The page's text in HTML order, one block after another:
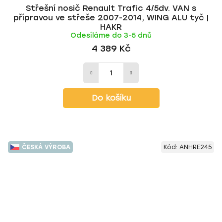
Střešní nosič Renault Trafic 4/5dv. VAN s
přípravou ve střeše 2007-2014, WING ALU tyč |
HAKR
Odesíláme do 3-5 dnů
4 389 Kč
Do košíku
ČESKÁ VÝROBA Kód: ANHRE245